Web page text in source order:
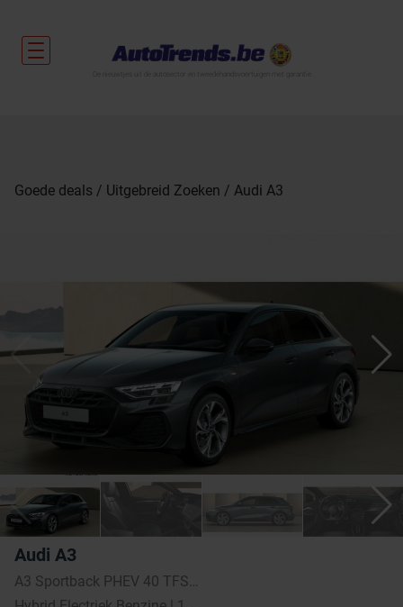
Goede deals Uitgebreid Zoeken Audi A3
Audi A3